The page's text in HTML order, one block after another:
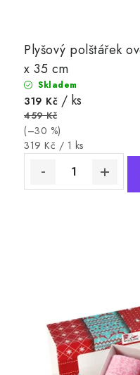
Plyšový polštářek
x 35 cm
Skladem
319 Kč / ks
459 Kč
(–30 %)
Měrná
319 Kč / 1 ks